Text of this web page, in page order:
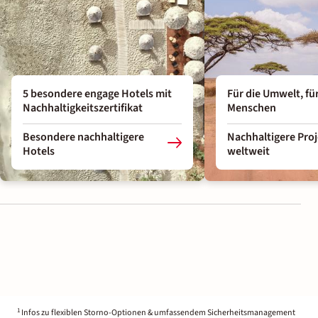
5 besondere engage Hotels mit
Nachhaltigkeitszertifikat
Besondere nachhaltigere
Hotels
Für die Umwelt,
Menschen
Nachhaltigere
weltweit
1 Infos zu flexiblen Storno-Optionen & umfassendem Sicherheitsmanagement